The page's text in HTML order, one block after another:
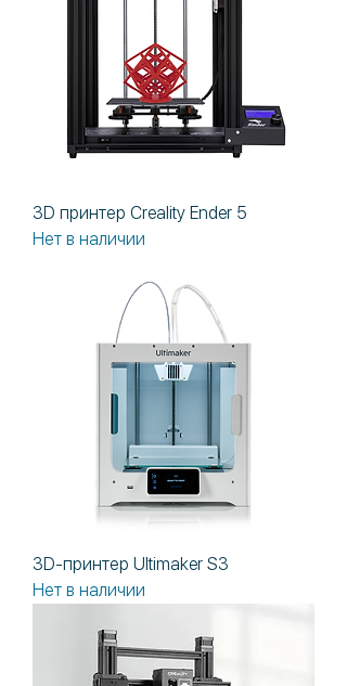
3D принтер Creality Ender 5
Нет в наличии
3D-принтер Ultimaker S3
Нет в наличии